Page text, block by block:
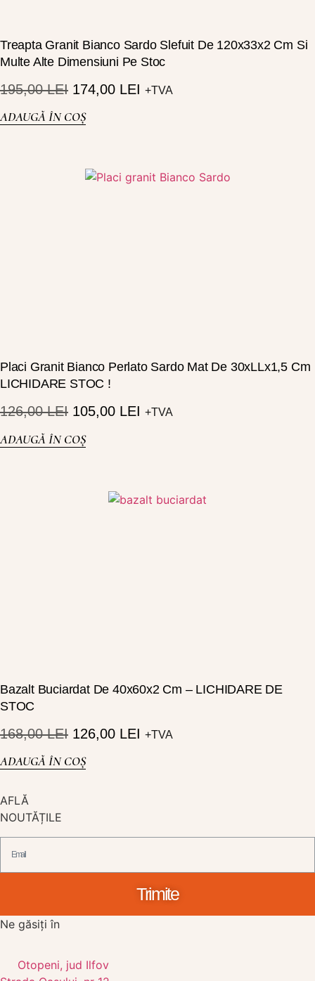
Treapta Granit Bianco Sardo Slefuit De 120x33x2 Cm Si
Multe Alte Dimensiuni Pe Stoc
195,00LEI 174,00 LEI +TVA
ADAUGĂ ÎN COȘ
Placi Granit Bianco Perlato Sardo Mat De 30xLLx1,5 Cm
LICHIDARE STOC !
126,00LEI 105,00 LEI +TVA
ADAUGĂ ÎN COȘ
Bazalt Buciardat De 40x60x2 Cm – LICHIDARE DE
STOC
168,00LEI 126,00 LEI +TVA
ADAUGĂ ÎN COȘ
AFLĂ
NOUTĂȚILE
Trimite
Ne găsiți în
Otopeni, jud Ilfov